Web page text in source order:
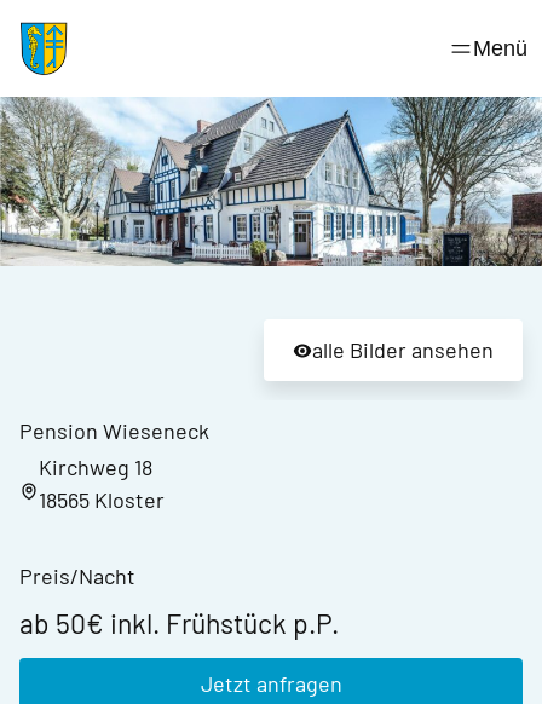
content
Menü
alle Bilder ansehen
Pension Wieseneck
Kirchweg 18
18565 Kloster
Preis/Nacht
ab 50€ inkl. Frühstück p.P.
Jetzt anfragen